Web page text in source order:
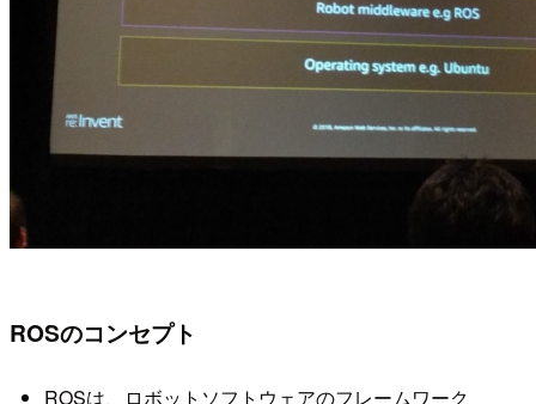
ROSのコンセプト
ROSは、ロボットソフトウェアのフレームワーク